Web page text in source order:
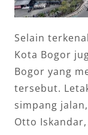
Selain
Kota Bogor
Bogor yang
tersebut.
simpang
Otto